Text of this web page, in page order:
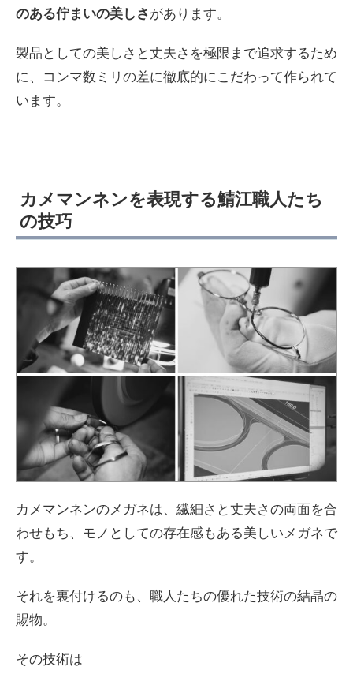
のある佇まいの美しさ があります。
製品としての美しさと丈夫さを極限まで追求するため
に、コンマ数ミリの差に徹底的にこだわって作られて
います。
カメマンネンを表現する鯖江職人たち
の技巧
カメマンネンのメガネは、繊細さと丈夫さの両面を合
わせもち、モノとしての存在感もある美しいメガネで
す。
それを裏付けるのも、職人たちの優れた技術の結晶の
賜物。
その技術は